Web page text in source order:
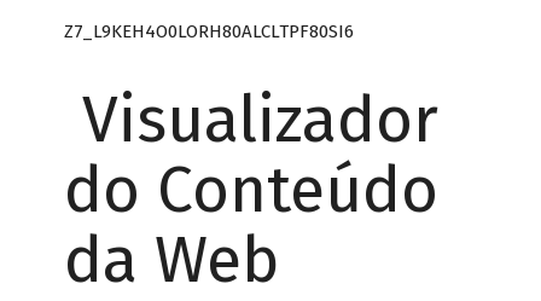
Z7_L9KEH4O0LORH80ALCLTPF80SI6
Visualizador
do Conteúdo
da Web